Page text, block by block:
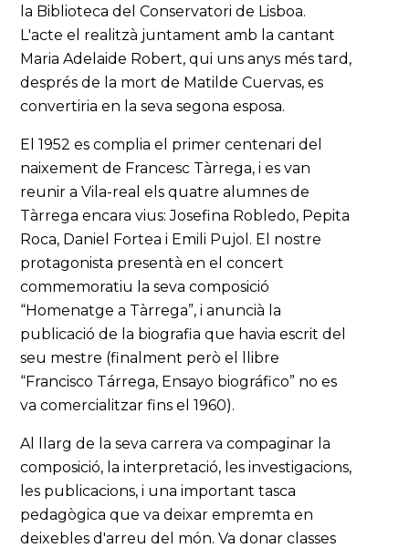
la Biblioteca del Conservatori de Lisboa.
L'acte el realitzà juntament amb la cantant
Maria Adelaide Robert, qui uns anys més tard,
després de la mort de Matilde Cuervas, es
convertiria en la seva segona esposa.
El 1952 es complia el primer centenari del
naixement de Francesc Tàrrega, i es van
reunir a Vila-real els quatre alumnes de
Tàrrega encara vius: Josefina Robledo, Pepita
Roca, Daniel Fortea i Emili Pujol. El nostre
protagonista presentà en el concert
commemoratiu la seva composició
“Homenatge a Tàrrega”, i anuncià la
publicació de la biografia que havia escrit del
seu mestre (finalment però el llibre
“Francisco Tárrega, Ensayo biográfico” no es
va comercialitzar fins el 1960).
Al llarg de la seva carrera va compaginar la
composició, la interpretació, les investigacions,
les publicacions, i una important tasca
pedagògica que va deixar empremta en
deixebles d'arreu del món. Va donar classes